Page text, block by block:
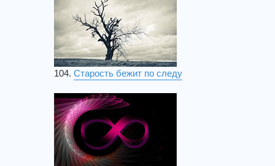
104. Старость бежит по следу